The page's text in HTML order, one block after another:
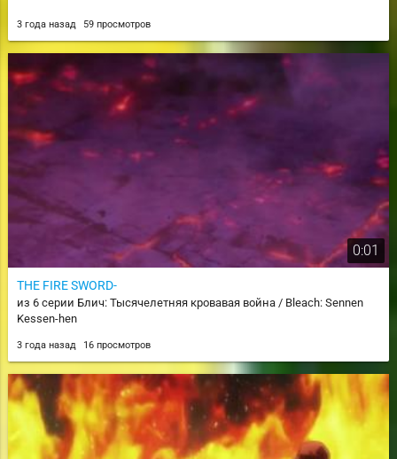
3 года назад 59 просмотров
0:01
THE FIRE SWORD-
из 6 серии Блич: Тысячелетняя кровавая война / Bleach: Sennen
Kessen-hen
3 года назад 16 просмотров